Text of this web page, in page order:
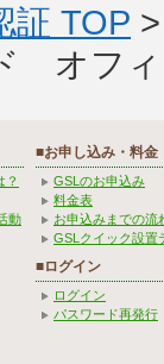
証 TOP
オフ
？
動
■お申し込み・料金
GSLのお申込み
料金表
お申込みまでの流
GSLクイック設置
■ログイン
ログイン
パスワード再発行